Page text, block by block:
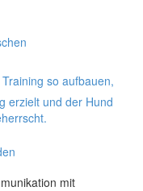
so aufbauen,
erzielt und der Hund
mit